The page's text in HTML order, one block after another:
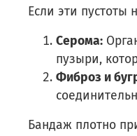
Если эти пустоты
Серома:
пузыри,
Фиброз и
Бандаж плотно